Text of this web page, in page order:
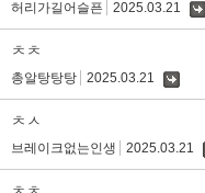
허리가길어슬픈 2025.03.21
ㅊㅊ
총알탕탕탕 2025.03.21
ㅊㅅ
브레이크없는인생 2025.03.21